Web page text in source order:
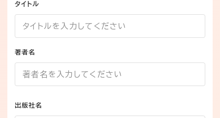
タイトル
著者名
出版社名